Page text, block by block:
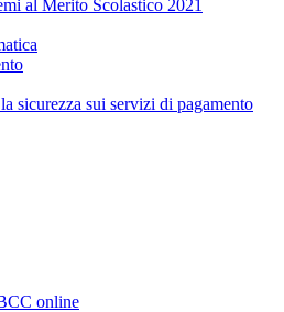
al Merito Scolastico 2021
sicurezza sui servizi di pagamento
online